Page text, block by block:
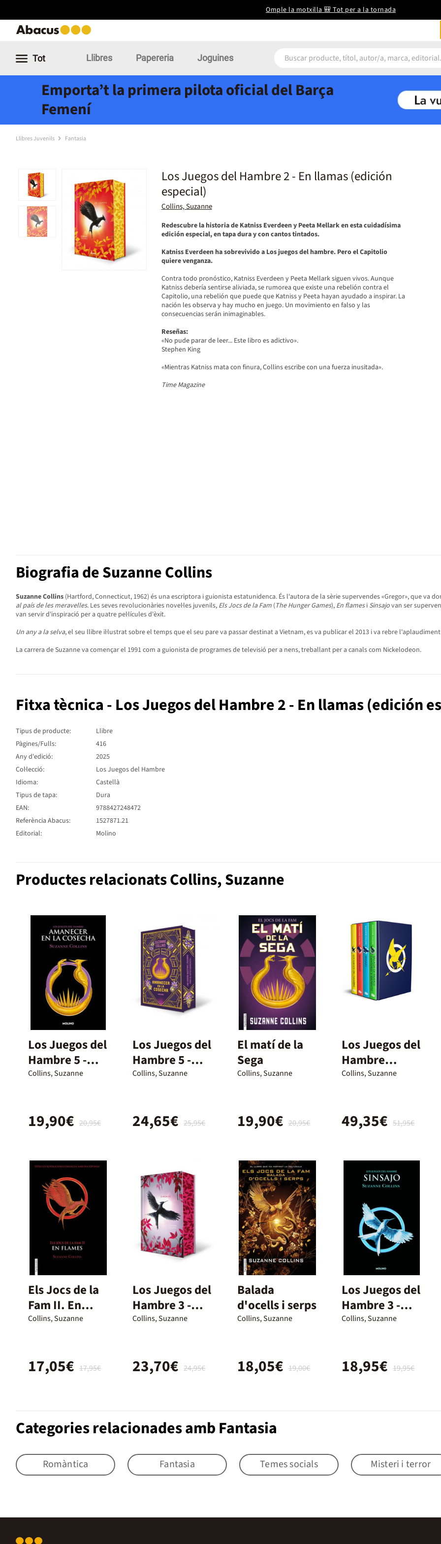
Omple la motxilla 🎒 Tot per a la tornada
Tot Llibres Papereria Joguines
Emporta’t la primera pilota oficial del Barça
Femení
Llibres Juvenils Fantasia
Los Juegos del Hambre 2 - En llamas (edición
especial)
Collins, Suzanne
Redescubre la historia de Katniss Everdeen y Peeta Mellark en esta cuidadísima
edición especial, en tapa dura y con cantos tintados.
Katniss Everdeen ha sobrevivido a Los juegos del hambre. Pero el Capitolio
quiere venganza.
Contra todo pronóstico, Katniss Everdeen y Peeta Mellark siguen vivos. Aunque
Katniss debería sentirse aliviada, se rumorea que existe una rebelión contra el
Capitolio, una rebelión que puede que Katniss y Peeta hayan ayudado a inspirar. La
nación les observa y hay mucho en juego. Un movimiento en falso y las
consecuencias serán inimaginables.
Reseñas:
«No pude parar de leer... Este libro es adictivo».
Stephen King
«Mientras Katniss mata con finura, Collins escribe con una fuerza inusitada».
Time Magazine
Biografia de Suzanne Collins
Suzanne Collins (Hartford, Connecticut, 1962) és una escriptora i guionista estatunidenca. És l'autora de la sèrie supervendes «Gregor», que va
al país de les meravelles. Les seves revolucionàries novel·les juvenils, Els Jocs de la Fam (The Hunger Games), En flamesi Sinsajovan ser
van servir d'inspiració per a quatre pel·lícules d'èxit.
Un any a la selva, el seu llibre il·lustrat sobre el temps que el seu pare va passar destinat a Vietnam, es va publicar el 2013 i va rebre
La carrera de Suzanne va començar el 1991 com a guionista de programes de televisió per a nens, treballant per a canals com Nickelodeon.
Fitxa tècnica - Los Juegos del Hambre 2 - En llamas (edición
Tipus de producte:
Llibre
Pàgines/Fulls:
416
Any d'edició:
2025
Col·lecció:
Los Juegos del Hambre
Idioma:
Castellà
Tipus de tapa:
Dura
EAN:
9788427248472
Referència Abacus:
1527871.21
Editorial:
Molino
Productes relacionats Collins, Suzanne
Los Juegos del
Hambre 5 -
Amanecer en
Collins, Suzanne
20,95€
19,90€
Los Juegos del
Hambre 5 -
Amanecer en
especial)
Collins, Suzanne
25,95€
24,65€
El matí de la
Sega
Collins, Suzanne
20,95€
19,90€
Los Juegos del
Hambre
(edición
internacional)
Collins, Suzanne
51,95€
49,35€
Els Jocs de la
Fam II. En
flames
Collins, Suzanne
17,95€
17,05€
Los Juegos del
Hambre 3 -
Sinsajo
Collins, Suzanne
24,95€
23,70€
Balada
d'ocells i serps
Collins, Suzanne
19,00€
18,05€
Los Juegos del
Hambre 3 -
Sinsajo
Collins, Suzanne
19,95€
18,95€
Categories relacionades amb Fantasia
Romàntica Fantasia Temes socials Misteri i terror